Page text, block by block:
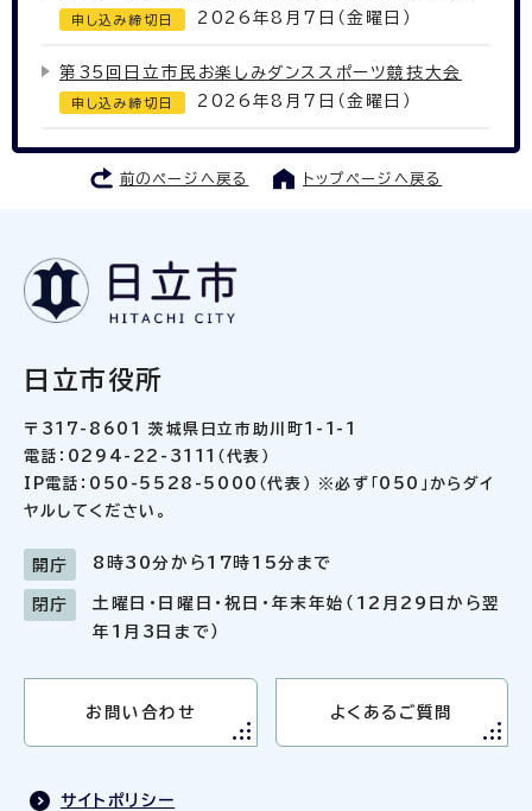
申し込み締切日 2026年8月7日（金曜日）
第35回日立市民お楽しみダンススポーツ競技大会
申し込み締切日 2026年8月7日（金曜日）
前のページへ戻る トップページへ戻る
日立市役所
〒317-8601 茨城県日立市助川町1-1-1
電話：0294-22-3111（代表）
IP電話：050-5528-5000（代表） ※必ず「050」からダイ
ヤルしてください。
開庁 8時30分から17時15分まで
閉庁
土曜日・日曜日・祝日・年末年始（12月29日から翌
年1月3日まで）
お問い合わせ よくあるご質問
サイトポリシー